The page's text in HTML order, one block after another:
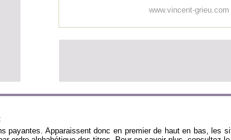
www.vincent-grieu.com
payantes. Apparaissent donc en premier de haut en bas, les